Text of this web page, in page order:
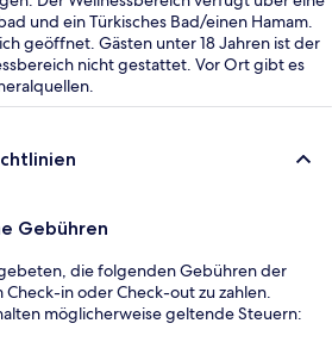
und ein Türkisches Bad/einen Hamam.
geöffnet. Gästen unter 18 Jahren ist der
nicht gestattet. Vor Ort gibt es
Gebühren
die folgenden Gebühren der
in oder Check-out zu zahlen.
möglicherweise geltende Steuern: